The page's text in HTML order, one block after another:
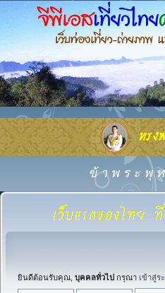
ข้ า พ ร ะ พุ
ยินดีต้อนรับคุณ, บุคคลทั่วไป กรุณา เข้าสู่ร